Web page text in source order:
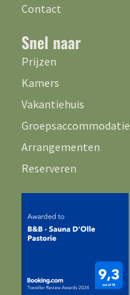
Contact
Snel naar
Prijzen
Kamers
Vakantiehuis
Groepsaccommodatie
Arrangementen
Reserveren